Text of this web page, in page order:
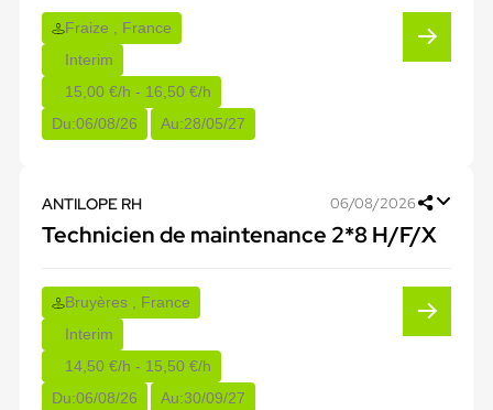
Fraize , France
Interim
15,00 €/h - 16,50 €/h
Du:06/08/26 Au:28/05/27
ANTILOPE RH 06/08/2026
Technicien de maintenance 2*8 H/F/X
Bruyères , France
Interim
14,50 €/h - 15,50 €/h
Du:06/08/26 Au:30/09/27